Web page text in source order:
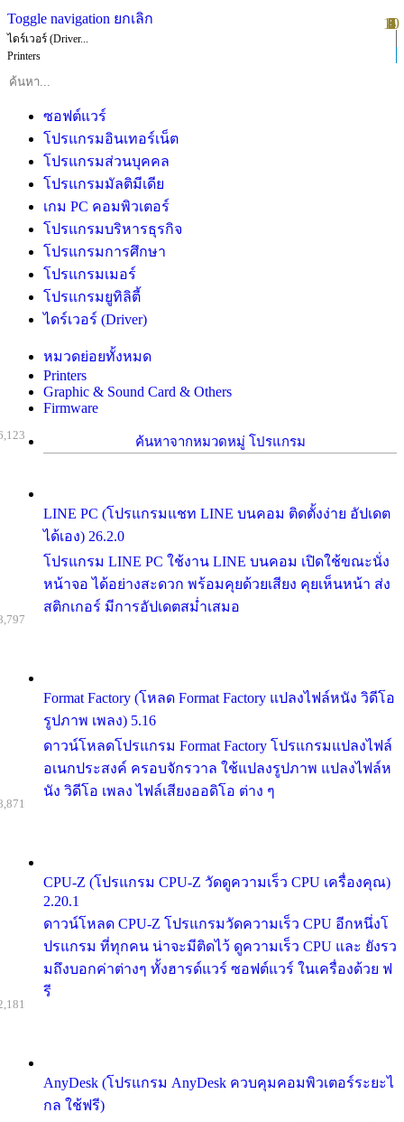
Toggle navigation ยกเลิก
ไดร์เวอร์ (Driver...
Printers
ซอฟต์แวร์
โปรแกรมอินเทอร์เน็ต
โปรแกรมส่วนบุคคล
โปรแกรมมัลติมีเดีย
เกม PC คอมพิวเตอร์
โปรแกรมบริหารธุรกิจ
โปรแกรมการศึกษา
โปรแกรมเมอร์
โปรแกรมยูทิลิตี้
ไดร์เวอร์ (Driver)
หมวดย่อยทั้งหมด
Printers
Graphic & Sound Card & Others
Firmware
ค้นหาจากหมวดหมู่ โปรแกรม
LINE PC (โปรแกรมแชท LINE บนคอม ติดตั้งง่าย อัปเดต
ได้เอง) 26.2.0
โปรแกรม LINE PC ใช้งาน LINE บนคอม เปิดใช้ขณะนั่ง
หน้าจอ ได้อย่างสะดวก พร้อมคุยด้วยเสียง คุยเห็นหน้า ส่ง
สติกเกอร์ มีการอัปเดตสม่ำเสมอ
Format Factory (โหลด Format Factory แปลงไฟล์หนัง วิดีโอ
รูปภาพ เพลง) 5.16
ดาวน์โหลดโปรแกรม Format Factory โปรแกรมแปลงไฟล์
อเนกประสงค์ ครอบจักรวาล ใช้แปลงรูปภาพ แปลงไฟล์ห
นัง วิดีโอ เพลง ไฟล์เสียงออดิโอ ต่าง ๆ
CPU-Z (โปรแกรม CPU-Z วัดดูความเร็ว CPU เครื่องคุณ)
2.20.1
ดาวน์โหลด CPU-Z โปรแกรมวัดความเร็ว CPU อีกหนึ่งโ
ปรแกรม ที่ทุกคน น่าจะมีติดไว้ ดูความเร็ว CPU และ ยังรว
มถึงบอกค่าต่างๆ ทั้งฮารด์แวร์ ซอฟต์แวร์ ในเครื่องด้วย ฟ
รี
AnyDesk (โปรแกรม AnyDesk ควบคุมคอมพิวเตอร์ระยะไ
กล ใช้ฟรี)
1
2
3
4
5
6
7
8
9
10